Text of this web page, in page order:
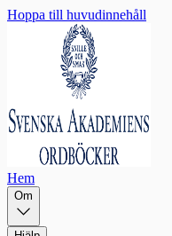
Hoppa till huvudinnehåll
Hem
Om